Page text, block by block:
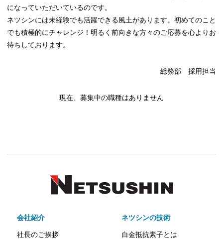
になっていただいているのです。
ネツシンには未経験でも活躍できる風土があります。初めてのこと
でも積極的にチャレンジ！明るく前向きな方々のご応募を心よりお
待ちしております。
総務部 採用担当
現在、募集中の職種はありません
会社紹介
社長のご挨拶
ネツシンの技術
白金抵抗素子とは